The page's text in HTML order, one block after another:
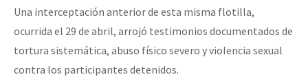
Una interceptación anterior de esta misma flotilla,
ocurrida el 29 de abril, arrojó testimonios documentados de
tortura sistemática, abuso físico severo y violencia sexual
contra los participantes detenidos.